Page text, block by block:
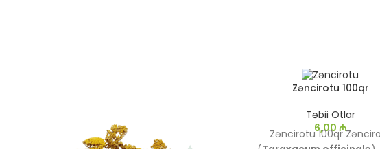
Zəncirotu 100qr
Təbii Otlar
6,00 ₼
Zəncirotu 100qr